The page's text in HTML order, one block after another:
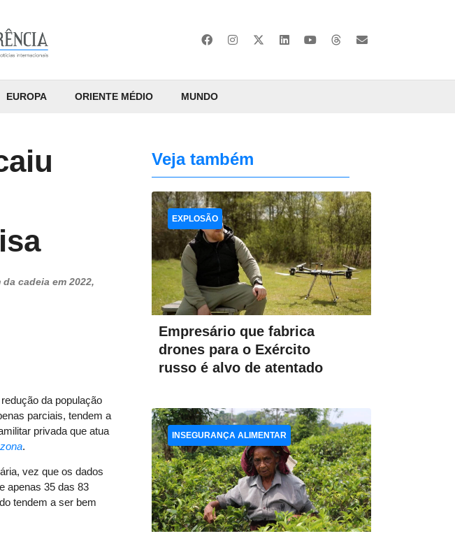
EUROPA ORIENTE MÉDIO MUNDO
cadeia em 2022,
da população
parciais, tendem a
privada que atua
.
vez que os dados
apenas 35 das 83
tendem a ser bem
Veja também
Empresário que fabrica
drones para o Exército
russo é alvo de atentado
EXPLOSÃO
INSEGURANÇA ALIMENTAR